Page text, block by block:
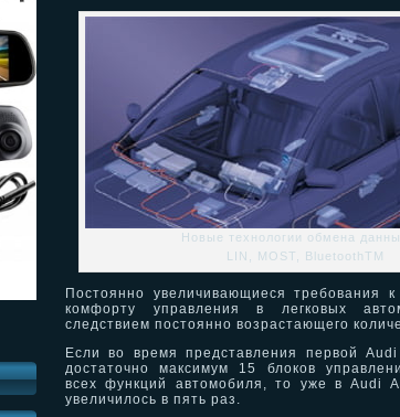
Новые технологии обмена
LIN, MOST, BluetoothTM
Постоянно увеличивающиеся требования
комфорту управления в легковых
следствием постоянно возрастающего
Если во время представления первой
достаточно максимум 15 блоков
всех функций автомобиля, то уже в Audi
увеличилось в пять раз.